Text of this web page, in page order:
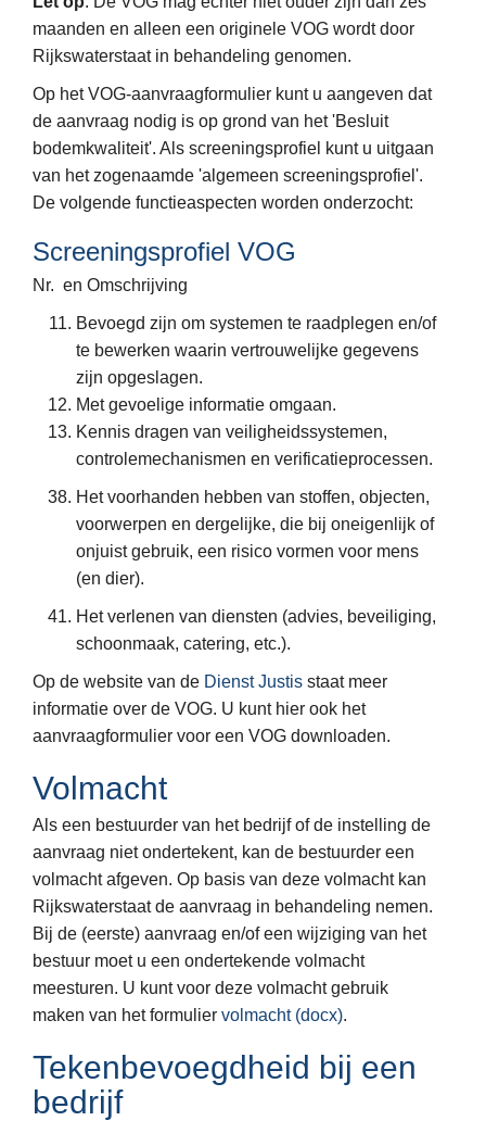
maanden en alleen een originele VOG wordt door
Rijkswaterstaat in behandeling genomen.
Op het VOG-aanvraagformulier kunt u aangeven dat
de aanvraag nodig is op grond van het 'Besluit
bodemkwaliteit'. Als screeningsprofiel kunt u uitgaan
van het zogenaamde 'algemeen screeningsprofiel'.
De volgende functieaspecten worden onderzocht:
Screeningsprofiel VOG
Nr. en Omschrijving
Bevoegd zijn om systemen te raadplegen en/of
te bewerken waarin vertrouwelijke gegevens
zijn opgeslagen.
Met gevoelige informatie omgaan.
Kennis dragen van veiligheidssystemen,
controlemechanismen en verificatieprocessen.
Het voorhanden hebben van stoffen, objecten,
voorwerpen en dergelijke, die bij oneigenlijk of
onjuist gebruik, een risico vormen voor mens
(en dier).
Het verlenen van diensten (advies, beveiliging,
schoonmaak, catering, etc.).
Op de website van de Dienst Justis staat meer
informatie over de VOG. U kunt hier ook het
aanvraagformulier voor een VOG downloaden.
Volmacht
Als een bestuurder van het bedrijf of de instelling de
aanvraag niet ondertekent, kan de bestuurder een
volmacht afgeven. Op basis van deze volmacht kan
Rijkswaterstaat de aanvraag in behandeling nemen.
Bij de (eerste) aanvraag en/of een wijziging van het
bestuur moet u een ondertekende volmacht
meesturen. U kunt voor deze volmacht gebruik
maken van het formulier volmacht (docx).
Tekenbevoegdheid bij een
bedrijf